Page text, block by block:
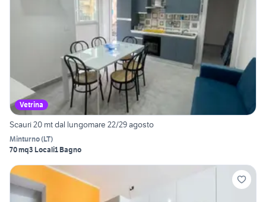
Vetrina
Scauri 20 mt dal lungomare 22/29 agosto
Minturno(LT)
70 mq3 Locali1 Bagno